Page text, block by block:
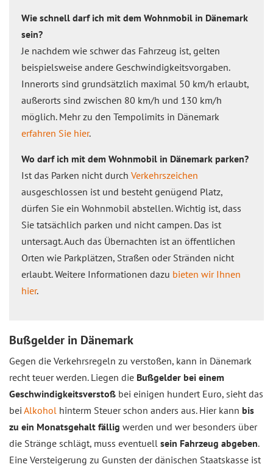
Wie schnell darf ich mit dem Wohnmobil in Dänemark
sein?
Je nachdem wie schwer das Fahrzeug ist, gelten
beispielsweise andere Geschwindigkeitsvorgaben.
Innerorts sind grundsätzlich maximal 50 km/h erlaubt,
außerorts sind zwischen 80 km/h und 130 km/h
möglich. Mehr zu den Tempolimits in Dänemark
erfahren Sie hier.
Wo darf ich mit dem Wohnmobil in Dänemark parken?
Ist das Parken nicht durch Verkehrszeichen
ausgeschlossen ist und besteht genügend Platz,
dürfen Sie ein Wohnmobil abstellen. Wichtig ist, dass
Sie tatsächlich parken und nicht campen. Das ist
untersagt. Auch das Übernachten ist an öffentlichen
Orten wie Parkplätzen, Straßen oder Stränden nicht
erlaubt. Weitere Informationen dazu bieten wir Ihnen
hier.
Bußgelder in Dänemark
Gegen die Verkehrsregeln zu verstoßen, kann in Dänemark
recht teuer werden. Liegen die Bußgelder bei einem
Geschwindigkeitsverstoß bei einigen hundert Euro, sieht das
bei Alkohol hinterm Steuer schon anders aus. Hier kann bis
zu ein Monatsgehalt fällig werden und wer besonders über
die Stränge schlägt, muss eventuell sein Fahrzeug abgeben.
Eine Versteigerung zu Gunsten der dänischen Staatskasse ist